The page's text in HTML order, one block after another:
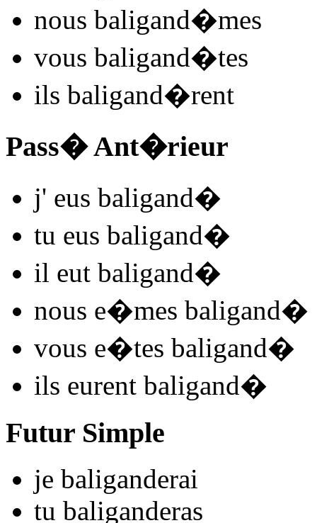
nous baligand�mes
vous baligand�tes
ils baligand�rent
Pass� Ant�rieur
j' eus baligand�
tu eus baligand�
il eut baligand�
nous e�mes baligand�
vous e�tes baligand�
ils eurent baligand�
Futur Simple
je baliganderai
tu baliganderas